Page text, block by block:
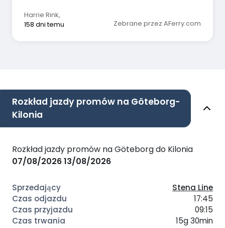
Harrie Rink,
158 dni temu
Zebrane przez AFerry.com
Rozkład jazdy promów na Göteborg-
Kilonia
Rozkład jazdy promów na Göteborg do Kilonia
07/08/202613/08/2026
Stena Line
17:45
09:15
15g 30min